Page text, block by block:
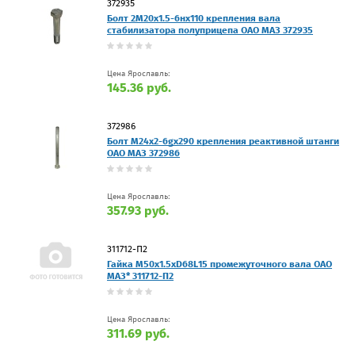
372935
Болт 2М20х1.5-6нх110 крепления вала
стабилизатора полуприцепа ОАО МАЗ 372935
Цена Ярославль:
145.36 руб.
372986
Болт М24х2-6gх290 крепления реактивной штанги
ОАО МАЗ 372986
Цена Ярославль:
357.93 руб.
311712-П2
Гайка М50х1.5хD68L15 промежуточного вала ОАО
МАЗ* 311712-П2
Цена Ярославль:
311.69 руб.